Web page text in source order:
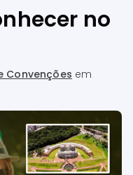
no
Convenções em